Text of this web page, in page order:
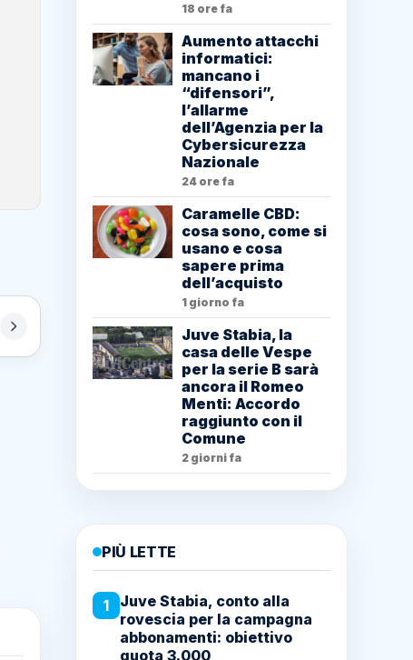
18 ore fa
Aumento attacchi
informatici:
mancano i
“difensori”,
l’allarme
dell’Agenzia per la
Cybersicurezza
Nazionale
24 ore fa
Caramelle CBD:
cosa sono, come si
usano e cosa
sapere prima
dell’acquisto
1 giorno fa
Juve Stabia, la
casa delle Vespe
per la serie B sarà
ancora il Romeo
Menti: Accordo
raggiunto con il
Comune
2 giorni fa
PIÙ LETTE
1
Juve Stabia, conto alla
rovescia per la campagna
abbonamenti: obiettivo
quota 3.000